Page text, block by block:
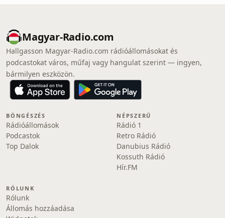
Magyar-Radio.com
Hallgasson Magyar-Radio.com rádióállomásokat és
podcastokat város, műfaj vagy hangulat szerint — ingyen,
bármilyen eszközön.
BÖNGÉSZÉS
Rádióállomások
Podcastok
Top Dalok
NÉPSZERŰ
Rádió 1
Retro Rádió
Danubius Rádió
Kossuth Rádió
Hír.FM
RÓLUNK
Rólunk
Állomás hozzáadása